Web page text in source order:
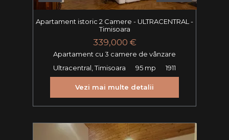
Apartament istoric 2 Camere - ULTRACENTRAL -
Timisoara
339,000 €
Apartament cu 3 camere de vânzare
Ultracentral, Timisoara
95 mp 1911
Vezi mai multe detalii